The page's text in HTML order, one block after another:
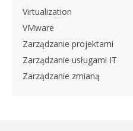
Virtualization
VMware
Zarządzanie projektami
Zarządzanie usługami IT
Zarządzanie zmianą